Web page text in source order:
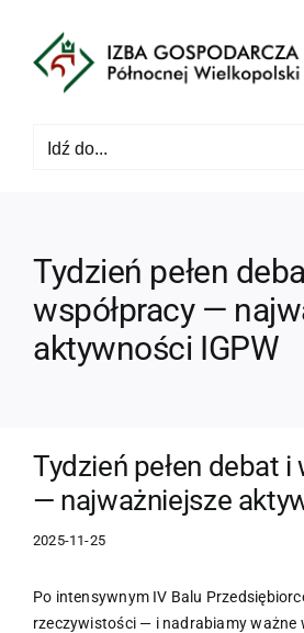
zawartości
Idź do...
Tydzień pełen
współpracy —
aktywności IGPW
Tydzień pełen debat i
— najważniejsze
2025-11-25
Po intensywnym IV Balu
rzeczywistości — i nadrabiamy ważne